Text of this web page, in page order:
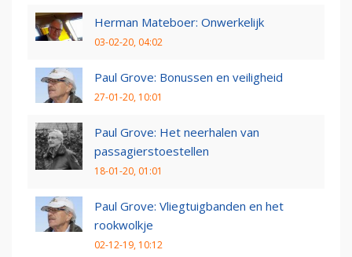
Herman Mateboer: Onwerkelijk
03-02-20, 04:02
Paul Grove: Bonussen en veiligheid
27-01-20, 10:01
Paul Grove: Het neerhalen van
passagierstoestellen
18-01-20, 01:01
Paul Grove: Vliegtuigbanden en het
rookwolkje
02-12-19, 10:12